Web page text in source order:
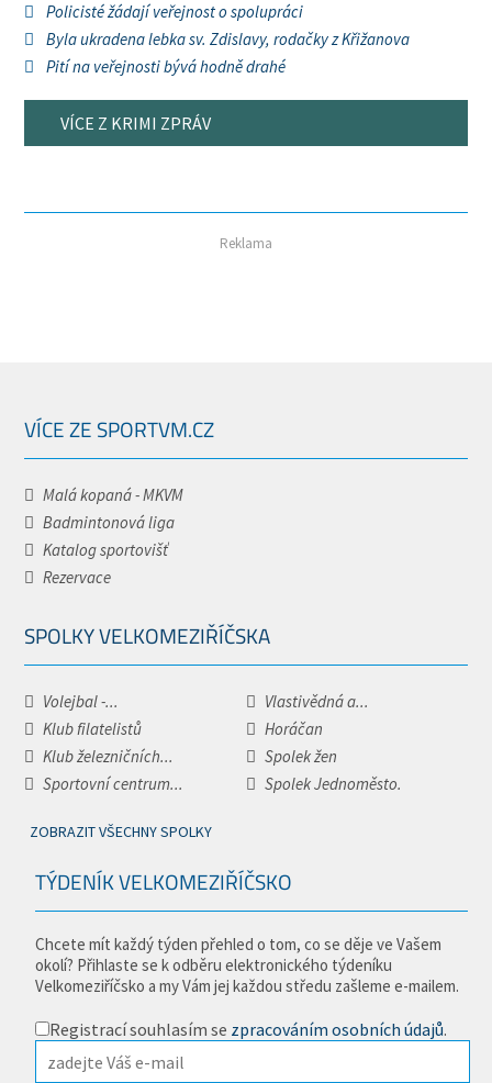
Policisté žádají veřejnost o spolupráci
Byla ukradena lebka sv. Zdislavy, rodačky z Křižanova
Pití na veřejnosti bývá hodně drahé
VÍCE Z KRIMI ZPRÁV
Reklama
VÍCE ZE SPORTVM.CZ
Malá kopaná - MKVM
Badmintonová liga
Katalog sportovišť
Rezervace
SPOLKY VELKOMEZIŘÍČSKA
Volejbal -...
Vlastivědná a...
Klub filatelistů
Horáčan
Klub železničních...
Spolek žen
Sportovní centrum...
Spolek Jednoměsto.
ZOBRAZIT VŠECHNY SPOLKY
TÝDENÍK VELKOMEZIŘÍČSKO
Chcete mít každý týden přehled o tom, co se děje ve Vašem
okolí? Přihlaste se k odběru elektronického týdeníku
Velkomeziříčsko a my Vám jej každou středu zašleme e-mailem.
Registrací souhlasím se zpracováním osobních údajů.